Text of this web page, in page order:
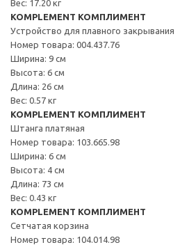
Вес: 17.20 кг
KOMPLEMENT КОМПЛИМЕНТ
Устройство для плавного закрывания
Номер товара: 004.437.76
Ширина: 9 см
Высота: 6 см
Длина: 26 см
Вес: 0.57 кг
KOMPLEMENT КОМПЛИМЕНТ
Штанга платяная
Номер товара: 103.665.98
Ширина: 6 см
Высота: 4 см
Длина: 73 см
Вес: 0.43 кг
KOMPLEMENT КОМПЛИМЕНТ
Сетчатая корзина
Номер товара: 104.014.98